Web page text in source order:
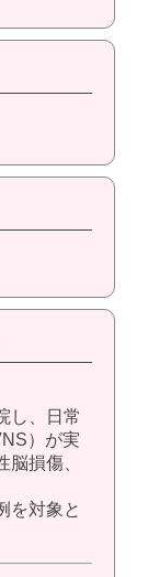
し、日常
）が実
損傷、
を対象と